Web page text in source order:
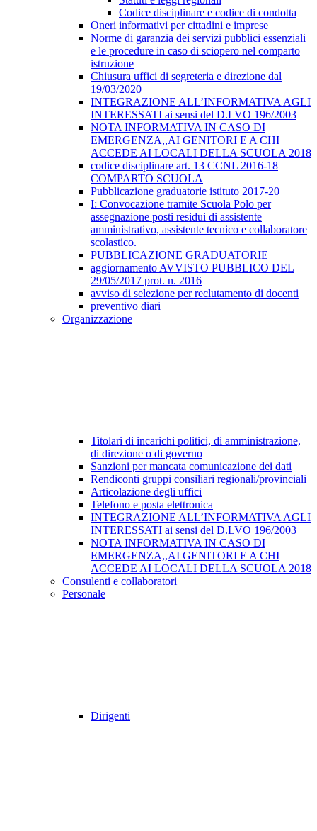
Codice disciplinare e codice di condotta
Oneri informativi per cittadini e imprese
Norme di garanzia dei servizi pubblici essenziali
e le procedure in caso di sciopero nel comparto
istruzione
Chiusura uffici di segreteria e direzione dal
19/03/2020
INTEGRAZIONE ALL’INFORMATIVA AGLI
INTERESSATI ai sensi del D.LVO 196/2003
NOTA INFORMATIVA IN CASO DI
EMERGENZA,,AI GENITORI E A CHI
ACCEDE AI LOCALI DELLA SCUOLA 2018
codice disciplinare art. 13 CCNL 2016-18
COMPARTO SCUOLA
Pubblicazione graduatorie istituto 2017-20
I: Convocazione tramite Scuola Polo per
assegnazione posti residui di assistente
amministrativo, assistente tecnico e collaboratore
scolastico.
PUBBLICAZIONE GRADUATORIE
aggiornamento AVVISTO PUBBLICO DEL
29/05/2017 prot. n. 2016
avviso di selezione per reclutamento di docenti
preventivo diari
Organizzazione
Titolari di incarichi politici, di amministrazione,
di direzione o di governo
Sanzioni per mancata comunicazione dei dati
Rendiconti gruppi consiliari regionali/provinciali
Articolazione degli uffici
Telefono e posta elettronica
INTEGRAZIONE ALL’INFORMATIVA AGLI
INTERESSATI ai sensi del D.LVO 196/2003
NOTA INFORMATIVA IN CASO DI
EMERGENZA,,AI GENITORI E A CHI
ACCEDE AI LOCALI DELLA SCUOLA 2018
Consulenti e collaboratori
Personale
Dirigenti